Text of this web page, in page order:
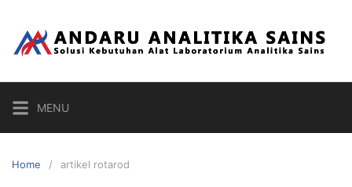
content
MENU
Home artikel rotarod